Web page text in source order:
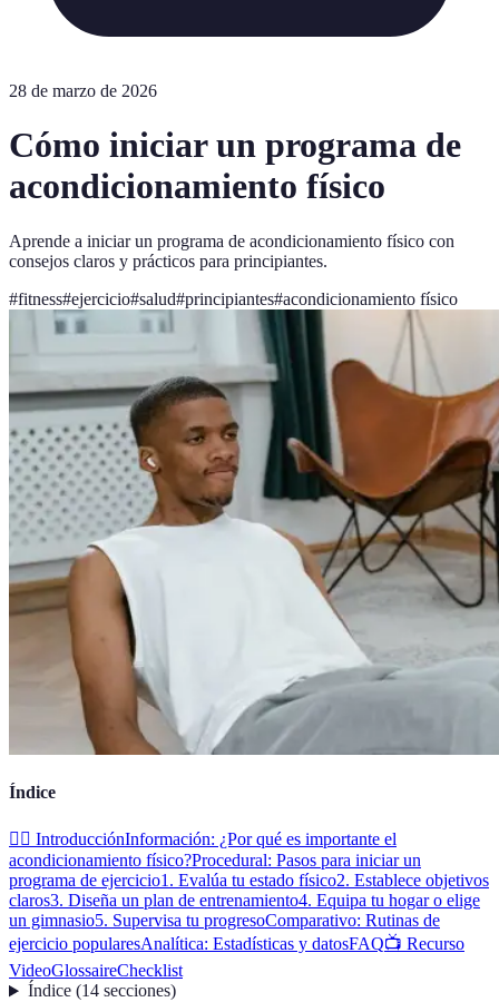
28 de marzo de 2026
Cómo iniciar un programa de
acondicionamiento físico
Aprende a iniciar un programa de acondicionamiento físico con
consejos claros y prácticos para principiantes.
#fitness#ejercicio#salud#principiantes#acondicionamiento físico
Índice
🏋️‍♂️ IntroducciónInformación: ¿Por qué es importante el
acondicionamiento físico?Procedural: Pasos para iniciar un
programa de ejercicio1. Evalúa tu estado físico2. Establece objetivos
claros3. Diseña un plan de entrenamiento4. Equipa tu hogar o elige
un gimnasio5. Supervisa tu progresoComparativo: Rutinas de
ejercicio popularesAnalítica: Estadísticas y datosFAQ📺 Recurso
VideoGlossaireChecklist
Índice(14 secciones)